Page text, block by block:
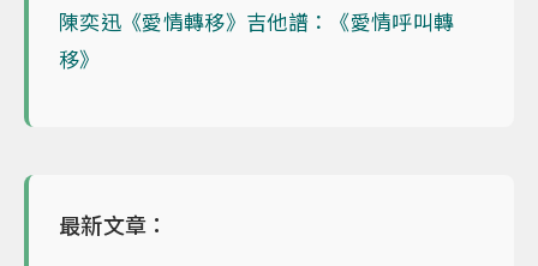
陳奕迅《愛情轉移》吉他譜：《愛情呼叫轉
移》
最新文章：